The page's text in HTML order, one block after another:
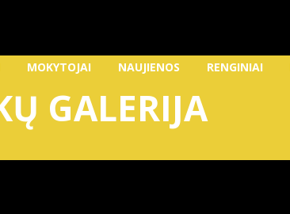
MOKYTOJAI NAUJIENOS RENGINIAI
GALERIJA